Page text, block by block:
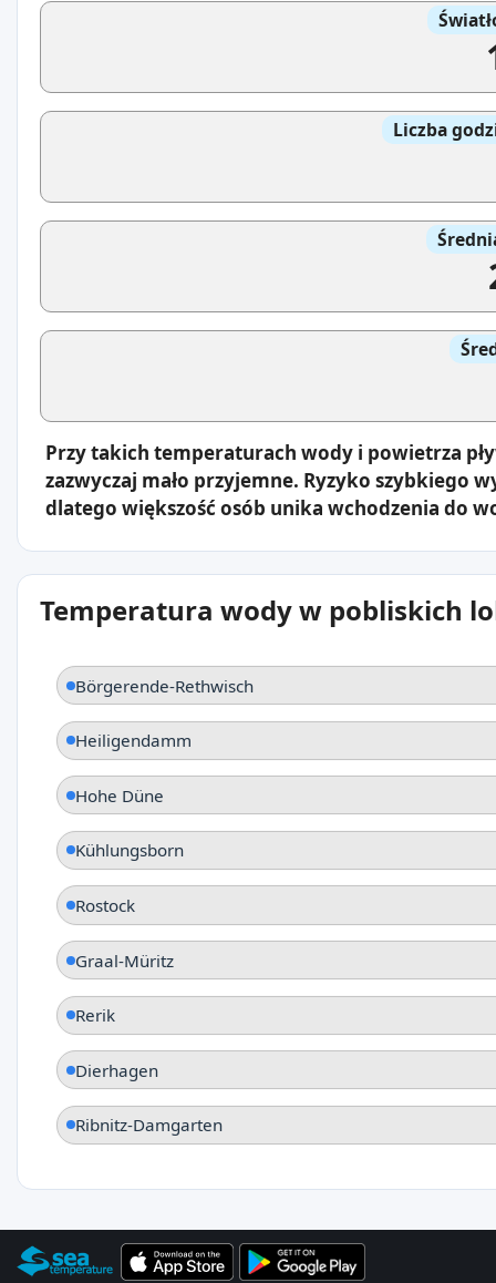
Liczba
Przy takich temperaturach wody i powietrza
zazwyczaj mało przyjemne. Ryzyko szybkiego
dlatego większość osób unika wchodzenia do
Temperatura wody w pobliskich
Börgerende-Rethwisch
Heiligendamm
Hohe Düne
Kühlungsborn
Rostock
Graal-Müritz
Rerik
Dierhagen
Ribnitz-Damgarten